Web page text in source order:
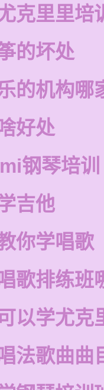
克里里培
的坏处
的机构哪
好处
钢琴培训
吉他
你学唱歌
歌排练班
以学尤克
法歌曲曲